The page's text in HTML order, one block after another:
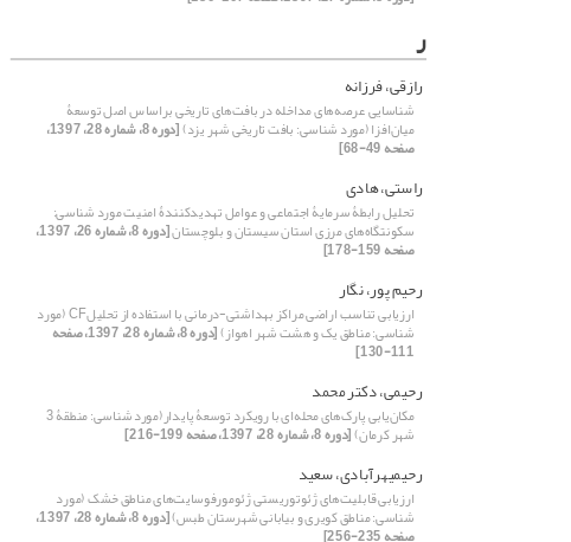
ر
رازقی، فرزانه
شناسایی عرصه‌های مداخله در بافت‌های تاریخی براساس اصل توسعۀ
میان‌افزا (مورد شناسی: بافت تاریخی شهر یزد) [دوره 8، شماره 28، 1397،
صفحه 49-68]
راستی، هادی
تحلیل رابطۀ سرمایۀ اجتماعی و عوامل تهدید‌کنندۀ امنیت مورد شناسی:
سکونتگاه‌‌های مرزی استان سیستان و بلوچستان [دوره 8، شماره 26، 1397،
صفحه 159-178]
رحیم پور، نگار
ارزیابی تناسب اراضی مراکز بهداشتی-درمانی با استفاده از تحلیلCF (مورد
شناسی: مناطق یک و هشت شهر اهواز) [دوره 8، شماره 28، 1397، صفحه
111-130]
رحیمی، دکتر محمد
مکان‌‌یابی پارک‌‌‌‌های محله‌‌‌‌‌‌‌‌ای با رویکرد توسعۀ پایدار(مورد شناسی: منطقۀ 3
شهر کرمان)[دوره 8، شماره 28، 1397، صفحه 199-216]
رحیمی‎هرآبادی، سعید
ارزیابی قابلیت‌های ژئوتوریستی ژئومورفوسایت‌های مناطق خشک (مورد
شناسی: مناطق کویری و بیابانی شهرستان طبس) [دوره 8، شماره 28، 1397،